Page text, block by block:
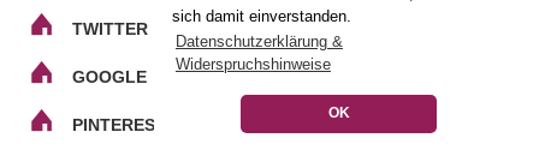
sich damit einverstanden.
Datenschutzerklärung &
Widerspruchshinweise
OK
TWITTER
GOOGLE
PINTEREST